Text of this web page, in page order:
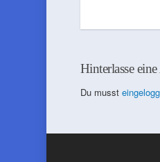
Hinterlasse
Du musst